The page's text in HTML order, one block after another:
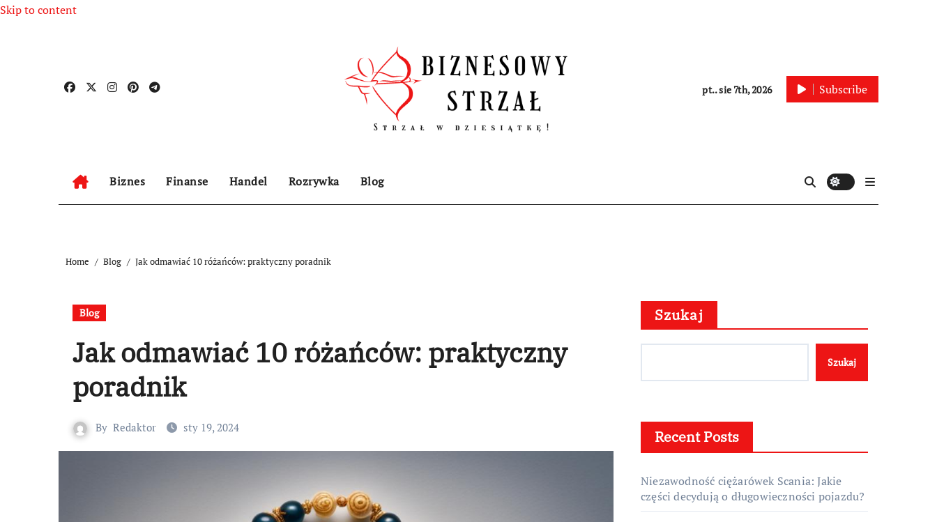
Skip to content
pt.. sie 7th, 2026 Subscribe
Biznes Finanse Handel Rozrywka Blog
Home Blog Jak odmawiać 10 różańców: praktyczny poradnik
Blog
Jak odmawiać 10 różańców: praktyczny
poradnik
By Redaktor sty 19, 2024
Szukaj
Szukaj
Recent Posts
Niezawodność ciężarówek Scania: Jakie
części decydują o długowieczności pojazdu?